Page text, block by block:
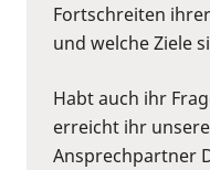
Fortschreiten
und welche Ziele
Habt auch ihr
erreicht ihr
Ansprechpartner